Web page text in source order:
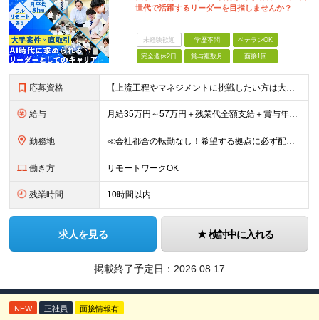
世代で活躍するリーダーを目指しませんか？
未経験歓迎 学歴不問 ベテランOK
完全週休2日 賞与複数月 面接1回
応募資格 【上流工程やマネジメントに挑戦したい方は大歓迎です！】 ★インフラエンジニアとしての実務経験をお持ちの方 ★上記に加え、下記いずれかに該当する方 ・チームのリーダー／サブリーダーの経験をお持ちの方 ・
給与 月給35万円～57万円＋残業代全額支給＋賞与年3.45ヵ月(リーダー経験者) 月給32万円～43万円＋残業代全額支給＋賞与年3.45ヵ月(実務経験者) 入社時想定年収： 490万円～798万円(リー
勤務地 ≪会社都合の転勤なし！希望する拠点に必ず配属します。新潟Uターン・Iターン大歓迎！≫ 首都圏(東京、神奈川、千葉、埼玉)または新潟市、長岡市周辺のお客様先または各拠点での勤務となります。 ■東京支社
働き方 リモートワークOK
残業時間 10時間以内
求人を見る 検討中に入れる
掲載終了予定日： 2026.08.17
NEW 正社員 面接情報有